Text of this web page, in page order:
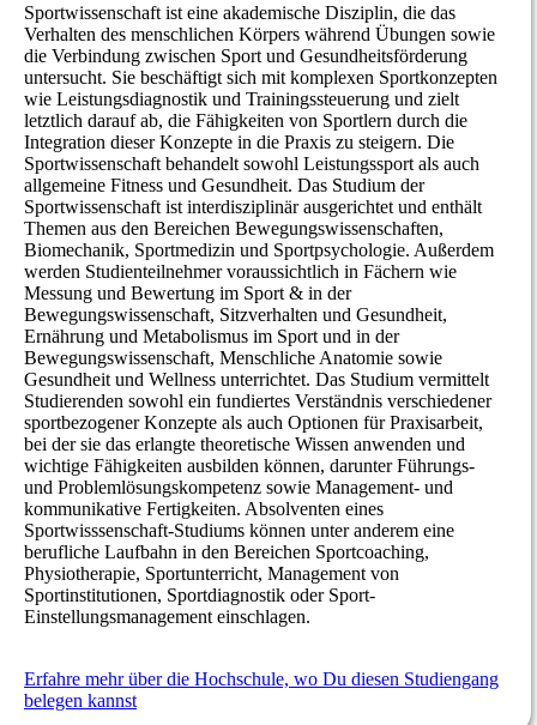
Sportwissenschaft ist eine akademische Disziplin, die das
Verhalten des menschlichen Körpers während Übungen sowie
die Verbindung zwischen Sport und Gesundheitsförderung
untersucht. Sie beschäftigt sich mit komplexen Sportkonzepten
wie Leistungsdiagnostik und Trainingssteuerung und zielt
letztlich darauf ab, die Fähigkeiten von Sportlern durch die
Integration dieser Konzepte in die Praxis zu steigern. Die
Sportwissenschaft behandelt sowohl Leistungssport als auch
allgemeine Fitness und Gesundheit. Das Studium der
Sportwissenschaft ist interdisziplinär ausgerichtet und enthält
Themen aus den Bereichen Bewegungswissenschaften,
Biomechanik, Sportmedizin und Sportpsychologie. Außerdem
werden Studienteilnehmer voraussichtlich in Fächern wie
Messung und Bewertung im Sport & in der
Bewegungswissenschaft, Sitzverhalten und Gesundheit,
Ernährung und Metabolismus im Sport und in der
Bewegungswissenschaft, Menschliche Anatomie sowie
Gesundheit und Wellness unterrichtet. Das Studium vermittelt
Studierenden sowohl ein fundiertes Verständnis verschiedener
sportbezogener Konzepte als auch Optionen für Praxisarbeit,
bei der sie das erlangte theoretische Wissen anwenden und
wichtige Fähigkeiten ausbilden können, darunter Führungs-
und Problemlösungskompetenz sowie Management- und
kommunikative Fertigkeiten. Absolventen eines
Sportwisssenschaft-Studiums können unter anderem eine
berufliche Laufbahn in den Bereichen Sportcoaching,
Physiotherapie, Sportunterricht, Management von
Sportinstitutionen, Sportdiagnostik oder Sport-
Einstellungsmanagement einschlagen.
Erfahre mehr über die Hochschule, wo Du diesen Studiengang
belegen kannst